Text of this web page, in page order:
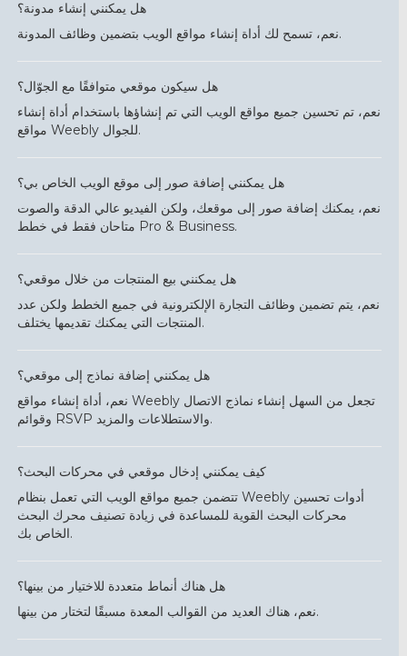
هل يمكنني إنشاء مدونة؟
نعم، تسمح لك أداة إنشاء مواقع الويب بتضمين وظائف المدونة.
هل سيكون موقعي متوافقًا مع الجوّال؟
نعم، تم تحسين جميع مواقع الويب التي تم إنشاؤها باستخدام أداة إنشاء
مواقع Weebly للجوال.
هل يمكنني إضافة صور إلى موقع الويب الخاص بي؟
نعم، يمكنك إضافة صور إلى موقعك، ولكن الفيديو عالي الدقة والصوت
متاحان فقط في خطط Pro & Business.
هل يمكنني بيع المنتجات من خلال موقعي؟
نعم، يتم تضمين وظائف التجارة الإلكترونية في جميع الخطط ولكن عدد
المنتجات التي يمكنك تقديمها يختلف.
هل يمكنني إضافة نماذج إلى موقعي؟
نعم، أداة إنشاء مواقع Weebly تجعل من السهل إنشاء نماذج الاتصال
وقوائم RSVP والاستطلاعات والمزيد.
كيف يمكنني إدخال موقعي في محركات البحث؟
تتضمن جميع مواقع الويب التي تعمل بنظام Weebly أدوات تحسين
محركات البحث القوية للمساعدة في زيادة تصنيف محرك البحث
الخاص بك.
هل هناك أنماط متعددة للاختيار من بينها؟
نعم، هناك العديد من القوالب المعدة مسبقًا لتختار من بينها.